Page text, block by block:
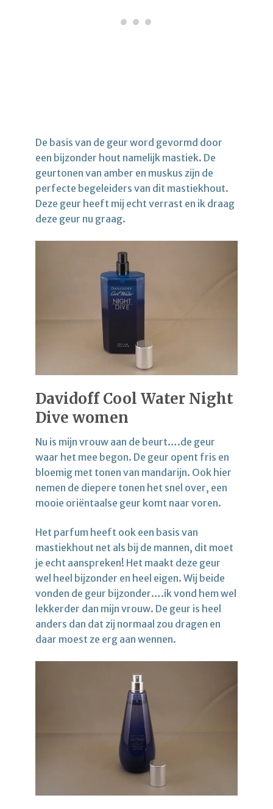
De basis van de geur word gevormd door
een bijzonder hout namelijk mastiek. De
geurtonen van amber en muskus zijn de
perfecte begeleiders van dit mastiekhout.
Deze geur heeft mij echt verrast en ik draag
deze geur nu graag.
Davidoff Cool Water Night
Dive women
Nu is mijn vrouw aan de beurt….de geur
waar het mee begon. De geur opent fris en
bloemig met tonen van mandarijn. Ook hier
nemen de diepere tonen het snel over, een
mooie oriëntaalse geur komt naar voren.
Het parfum heeft ook een basis van
mastiekhout net als bij de mannen, dit moet
je echt aanspreken! Het maakt deze geur
wel heel bijzonder en heel eigen. Wij beide
vonden de geur bijzonder….ik vond hem wel
lekkerder dan mijn vrouw. De geur is heel
anders dan dat zij normaal zou dragen en
daar moest ze erg aan wennen.